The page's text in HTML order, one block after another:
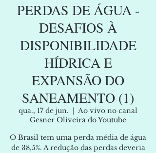
PERDAS DE ÁGUA -
DESAFIOS À
DISPONIBILIDADE
HÍDRICA E
EXPANSÃO DO
SANEAMENTO (1)
qua., 17 de jun.
  |
Ao vivo no canal
Gesner Oliveira do Youtube
O Brasil tem uma perda média de água
de 38,5%. A redução das perdas deveria